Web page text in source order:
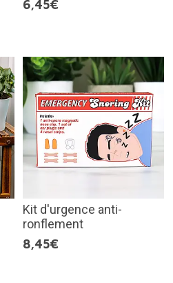
6,45€
Kit d'urgence anti-
ronflement
8,45€